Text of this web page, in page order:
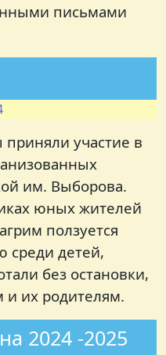
письмами
участие в
им. Выборова.
юных жителей
ползуется
среди детей,
без остановки,
и их родителям.
2024 -2025